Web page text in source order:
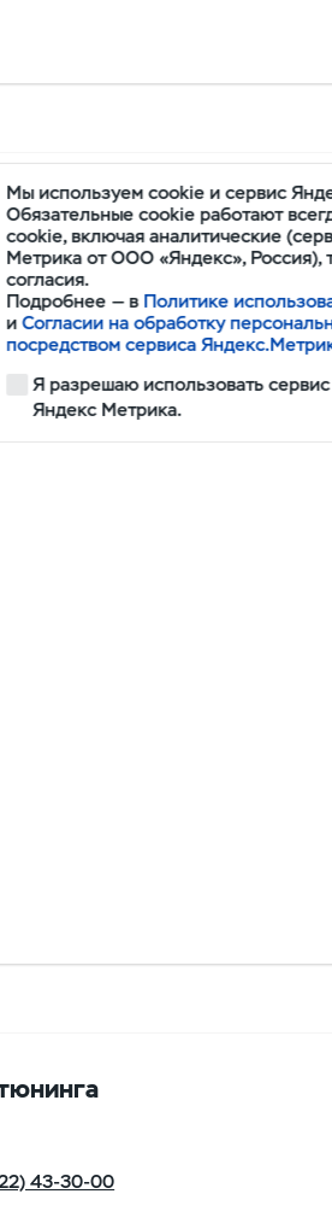
запасных частей
43-30-00
33
43-30-00
Мы используем cookie и сервис
Обязательные cookie работают
cookie, включая аналитические
Метрика от ООО «Яндекс», Россия),
согласия.
Подробнее — в Политике
иСогласии на обработку
посредством сервиса
Я разрешаю использовать сервис
Яндекс Метрика.